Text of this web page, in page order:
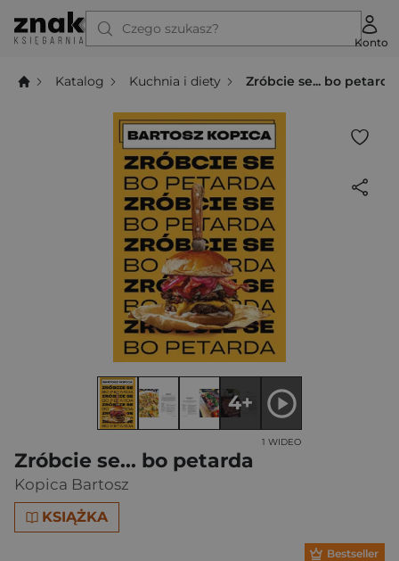
Czego szukasz?
Konto
Katalog Kuchnia i diety Zróbcie se... bo petarda
Zróbcie se... bo petarda
Kopica Bartosz
KSIĄŻKA
4+
1 WIDEO
Bestseller